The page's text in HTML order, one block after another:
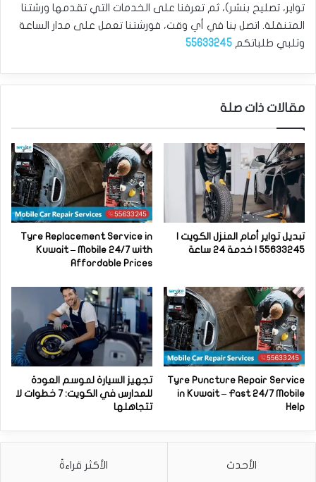
تواير، تصليح بنشر)، ثم تعرفنا على الخدمات التي تقدمها ورشتنا
المتنقلة. اتصل بنا في أي وقت، فورشتنا تعمل على مدار الساعة
وتلبي طلباتكم 55633245
مقالات ذات صلة
تبديل تواير أمام المنزل الكويت |
55633245 | خدمة 24 ساعة
Tyre Replacement Service in
Kuwait – Mobile 24/7 with
Affordable Prices
Tyre Puncture Repair Service
in Kuwait – Fast 24/7 Mobile
Help
تجهيز السيارة لموسم العودة
للمدارس في الكويت: 7 خطوات لا
تتجاهلها
الأحدث الأكثر قراءةً